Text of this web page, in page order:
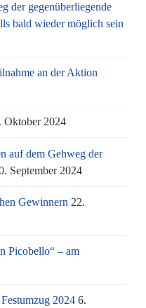
der gegenüberliegende
bald wieder möglich sein
an der Aktion
Oktober 2024
auf dem Gehweg der
September 2024
Gewinnern 22.
Picobello“ – am
2024 6.